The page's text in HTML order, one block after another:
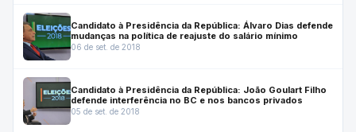
Candidato à Presidência da República: Álvaro Dias defende
mudanças na política de reajuste do salário mínimo
06 de set. de 2018
Candidato à Presidência da República: João Goulart Filho
defende interferência no BC e nos bancos privados
05 de set. de 2018